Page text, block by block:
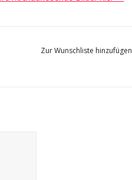
Zur Wunschliste hinzufügen